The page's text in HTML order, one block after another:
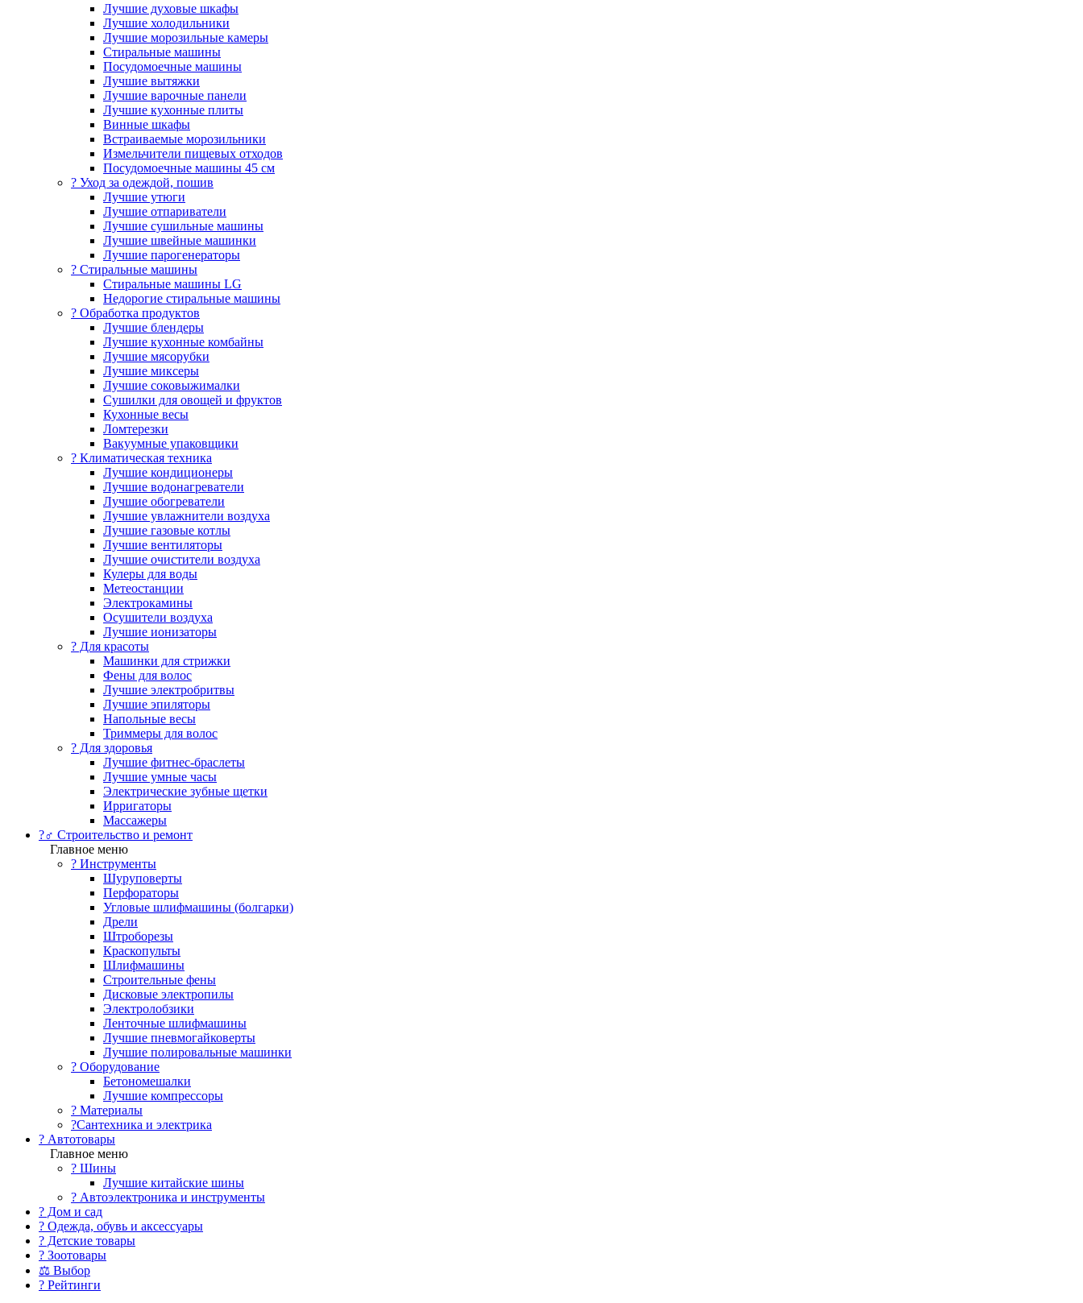
Лучшие духовые шкафы
Лучшие холодильники
Лучшие морозильные камеры
Стиральные машины
Посудомоечные машины
Лучшие вытяжки
Лучшие варочные панели
Лучшие кухонные плиты
Винные шкафы
Встраиваемые морозильники
Измельчители пищевых отходов
Посудомоечные машины 45 см
? Уход за одеждой, пошив
Лучшие утюги
Лучшие отпариватели
Лучшие сушильные машины
Лучшие швейные машинки
Лучшие парогенераторы
? Стиральные машины
Стиральные машины LG
Недорогие стиральные машины
? Обработка продуктов
Лучшие блендеры
Лучшие кухонные комбайны
Лучшие мясорубки
Лучшие миксеры
Лучшие соковыжималки
Сушилки для овощей и фруктов
Кухонные весы
Ломтерезки
Вакуумные упаковщики
?️ Климатическая техника
Лучшие кондиционеры
Лучшие водонагреватели
Лучшие обогреватели
Лучшие увлажнители воздуха
Лучшие газовые котлы
Лучшие вентиляторы
Лучшие очистители воздуха
Кулеры для воды
Метеостанции
Электрокамины
Осушители воздуха
Лучшие ионизаторы
? Для красоты
Машинки для стрижки
Фены для волос
Лучшие электробритвы
Лучшие эпиляторы
Напольные весы
Триммеры для волос
? Для здоровья
Лучшие фитнес-браслеты
Лучшие умные часы
Электрические зубные щетки
Ирригаторы
Массажеры
?‍♂️ Строительство и ремонт
Главное меню
?️ Инструменты
Шуруповерты
Перфораторы
Угловые шлифмашины (болгарки)
Дрели
Штроборезы
Краскопульты
Шлифмашины
Строительные фены
Дисковые электропилы
Электролобзики
Ленточные шлифмашины
Лучшие пневмогайковерты
Лучшие полировальные машинки
?️ Оборудование
Бетономешалки
Лучшие компрессоры
? Материалы
?Сантехника и электрика
? Автотовары
Главное меню
? Шины
Лучшие китайские шины
? Автоэлектроника и инструменты
? Дом и сад
? Одежда, обувь и аксессуары
? Детские товары
? Зоотовары
⚖ Выбор
? Рейтинги